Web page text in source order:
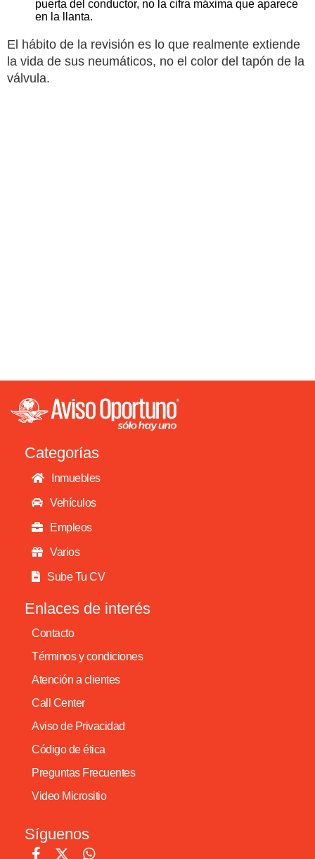
puerta del conductor, no la cifra máxima que aparece
en la llanta.
El hábito de la revisión es lo que realmente extiende
la vida de sus neumáticos, no el color del tapón de la
válvula.
Categorías
Inmuebles
Vehículos
Empleos
Varios
Sube Tu CV
Enlaces de interés
Contacto
Términos y condiciones
Atención a clientes
Call Center
Aviso de Privacidad
Código de ética
Preguntas Frecuentes
Video Micrositio
Síguenos